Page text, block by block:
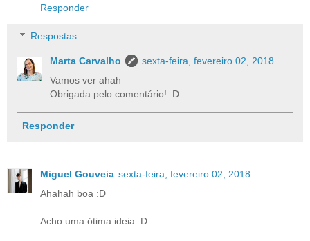
Responder
Respostas
Marta Carvalho
sexta-feira, fevereiro 02, 2018
Vamos ver ahah
Obrigada pelo comentário! :D
Responder
Miguel Gouveia sexta-feira, fevereiro 02, 2018
Ahahah boa :D
Acho uma ótima ideia :D